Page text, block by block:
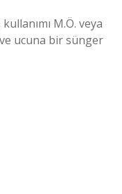
M.Ö. veya
ve ucuna bir sünger